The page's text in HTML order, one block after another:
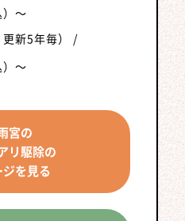
）～
新5年毎） /
）～
宮の
リ駆除の
を見る